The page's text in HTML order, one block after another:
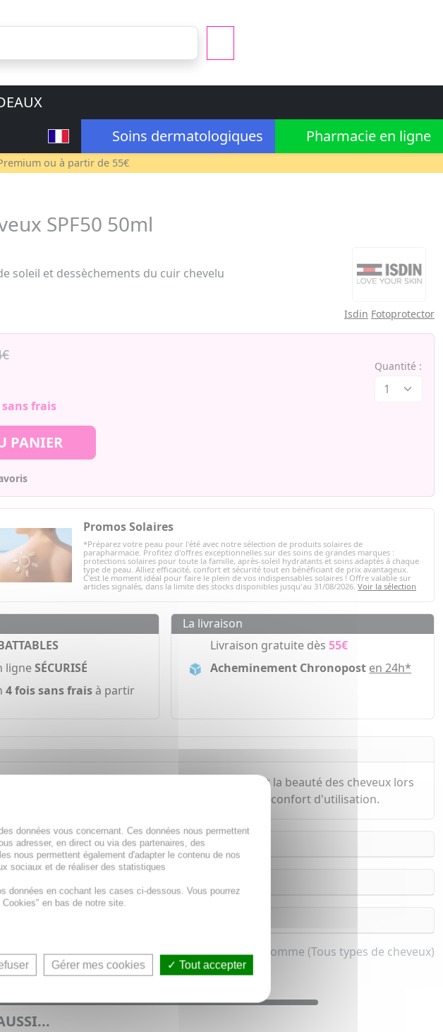
Soins dermatologiques
Pharmacie en ligne
ou à partir de 55€
SPF50 50ml
soleil et dessèchements du cuir chevelu
Isdin Fotoprotector
frais
Quantité :
PANIER
Promos Solaires
*Préparez votre peau pour l'été avec notre sélection de produits solaires de
parapharmacie. Profitez d'offres exceptionnelles sur des soins de grandes marques :
protections solaires pour toute la famille, après-soleil hydratants et soins adaptés à chaque
type de peau. Alliez efficacité, confort et sécurité tout en bénéficiant de prix avantageux.
C'est le moment idéal pour faire le plein de vos indispensables solaires ! Offre valable sur
articles signalés, dans la limite des stocks disponibles jusqu'au 31/08/2026.Voir la sélection
ligneSÉCURISÉ
4 fois sans fraisà partir
La livraison
Livraison gratuite dès55€
Acheminement Chronopost en 24h*
pour préserver la santé du cuir chevelu et la beauté des cheveux lors
négligées sous le soleil, en alliant sécurité et confort d'utilisation.
Protection solaire cheveux pour femme et homme (Tous types de cheveux)
données vous concernant. Ces données nous permettent
adresser, en direct ou via des partenaires, des
nous permettent également d'adapter le contenu de nos
sociaux et de réaliser des statistiques
données en cochant les cases ci-dessous. Vous pourrez
en bas de notre site.
Gérer mes cookies Tout accepter